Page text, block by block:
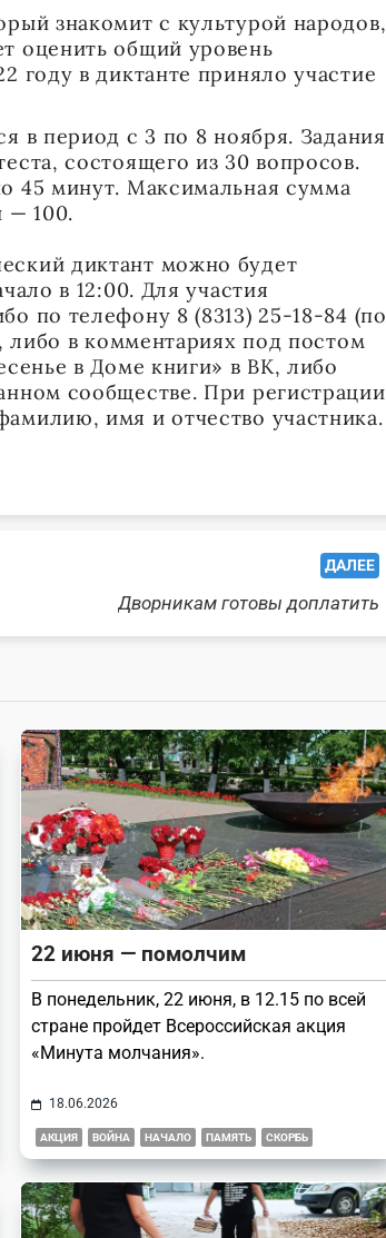
знакомит с культурой народов,
оценить общий уровень
году в диктанте приняло участие
в период с 3 по 8 ноября. Задания
состоящего из 30 вопросов.
45 минут. Максимальная сумма
— 100.
диктант можно будет
в 12:00. Для участия
по телефону 8 (8313) 25-18-84 (по
в комментариях под постом
в Доме книги» в ВК, либо
сообществе. При регистрации
имя и отчество участника.
ДАЛЕЕ
Дворникам готовы доплатить
22 июня — помолчим
В понедельник, 22 июня, в 12.15 по всей
стране пройдет Всероссийская акция
«Минута молчания».
18.06.2026
АКЦИЯ ВОЙНА НАЧАЛО ПАМЯТЬ СКОРБЬ